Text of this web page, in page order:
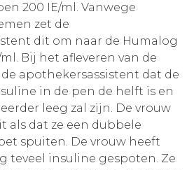
200 IE/ml. Vanwege
zet de
dit om naar de Humalog
Bij het afleveren van de
apothekersassistent dat de
in de pen de helft is en
leeg zal zijn. De vrouw
als dat ze een dubbele
spuiten. De vrouw heeft
teveel insuline gespoten. Ze